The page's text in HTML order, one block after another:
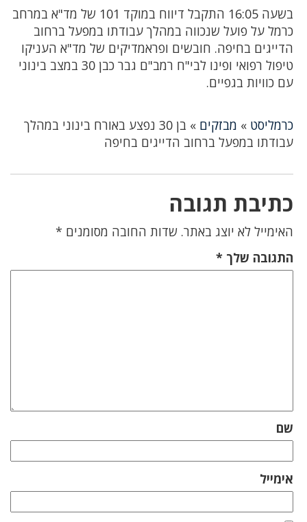
בשעה 16:05 התקבל דיווח במוקד 101 של מד"א במרחב
כרמל על פועל שנכווה במהלך עבודתו במפעל ברחוב
הדייגים בחיפה. חובשים ופראמדיקים של מד"א העניקו
טיפול רפואי ופינו לבי"ח רמב"ם גבר כבן 30 במצב בינוני
עם כוויות בגפיים.
כרמליסט » מבזקים »
בן 30 נפצע באורח בינוני במהלך
עבודתו במפעל ברחוב הדייגים בחיפה
כתיבת תגובה
האימייל לא יוצג באתר. שדות החובה מסומנים *
התגובה שלך *
שם
אימייל